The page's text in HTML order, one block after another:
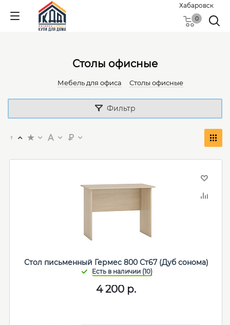
Хабаровск
0
Столы офисные
Мебель для офиса Столы офисные
Фильтр
Стол письменный Гермес 800 Ст67 (Дуб сонома)
4 200 р.